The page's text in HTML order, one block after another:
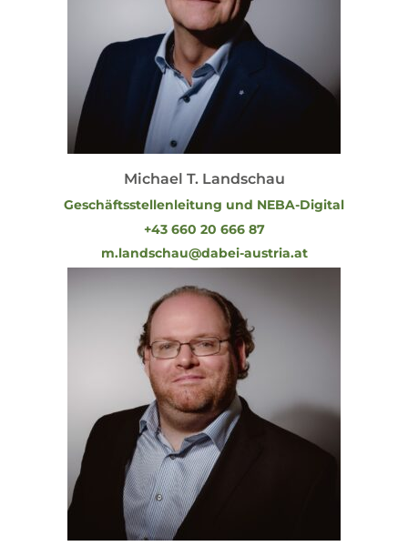
Michael T. Landschau
Geschäftsstellenleitung und NEBA-Digital
+43 660 20 666 87
m.landschau@dabei-austria.at